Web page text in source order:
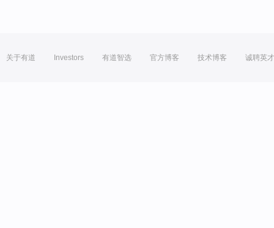
关于有道 Investors 有道智选 官方博客 技术博客 诚聘英才